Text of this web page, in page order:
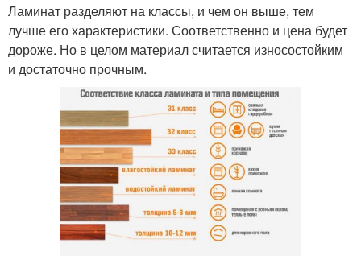
Ламинат разделяют на классы, и чем он выше, тем
лучше его характеристики. Соответственно и цена будет
дороже. Но в целом материал считается износостойким
и достаточно прочным.